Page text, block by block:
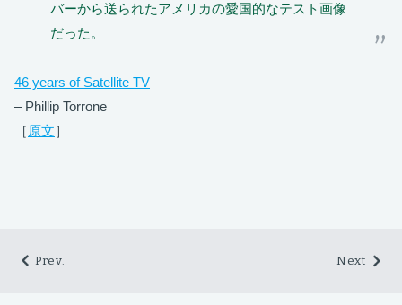
バーから送られたアメリカの愛国的なテスト画像
だった。
46 years of Satellite TV
– Phillip Torrone
［ 原文］
Next
Prev.